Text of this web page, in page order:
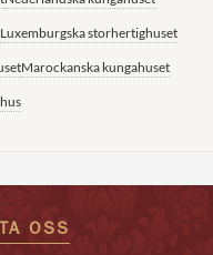
Luxemburgska storhertighuset
Marockanska kungahuset
OSS